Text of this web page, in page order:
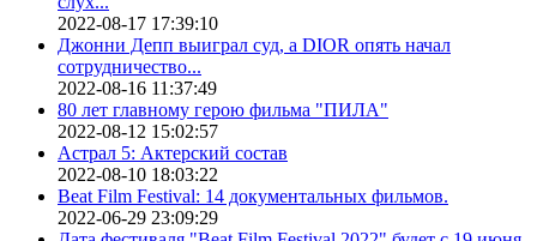
2022-08-17 17:39:10
Джонни Депп выиграл суд, а DIOR опять начал
сотрудничество...
2022-08-16 11:37:49
80 лет главному герою фильма "ПИЛА"
2022-08-12 15:02:57
Астрал 5: Актерский состав
2022-08-10 18:03:22
Beat Film Festival: 14 документальных фильмов.
2022-06-29 23:09:29